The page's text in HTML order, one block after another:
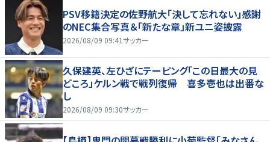
PSV移籍決定の佐野航大「決して忘れない」感謝
のNEC集合写真＆「新たな章」新ユニ姿披露
2026/08/09 09:41サッカー
久保建英、左ひざにテーピング「この日最大の見
どころ」ケルン戦で戦列復帰 喜多壱也は出番な
し
2026/08/09 09:30サッカー